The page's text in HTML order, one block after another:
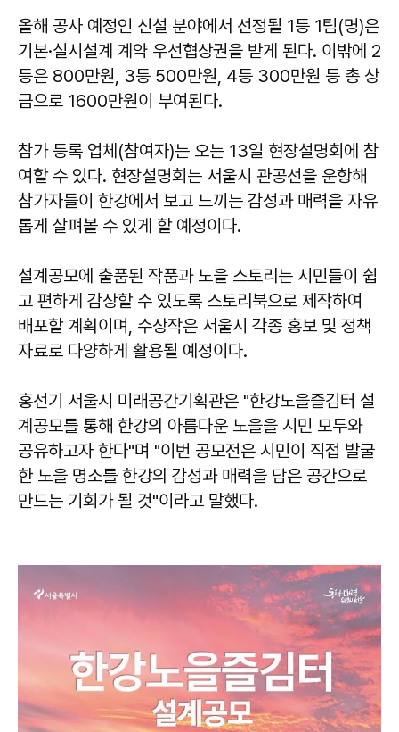
올해 공사 예정인 신설 분야에서 선정될 1등 1팀(명)은
기본·실시설계 계약 우선협상권을 받게 된다. 이밖에 2
등은 800만원, 3등 500만원, 4등 300만원 등 총 상
금으로 1600만원이 부여된다.
참가 등록 업체(참여자)는 오는 13일 현장설명회에 참
여할 수 있다. 현장설명회는 서울시 관공선을 운항해
참가자들이 한강에서 보고 느끼는 감성과 매력을 자유
롭게 살펴볼 수 있게 할 예정이다.
설계공모에 출품된 작품과 노을 스토리는 시민들이 쉽
고 편하게 감상할 수 있도록 스토리북으로 제작하여
배포할 계획이며, 수상작은 서울시 각종 홍보 및 정책
자료로 다양하게 활용될 예정이다.
홍선기 서울시 미래공간기획관은 "한강노을즐김터 설
계공모를 통해 한강의 아름다운 노을을 시민 모두와
공유하고자 한다"며 "이번 공모전은 시민이 직접 발굴
한 노을 명소를 한강의 감성과 매력을 담은 공간으로
만드는 기회가 될 것"이라고 말했다.